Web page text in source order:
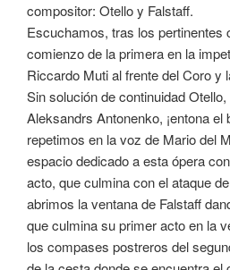
compositor: Otello y Falstaff.
Escuchamos, tras los pertinentes
comienzo de la primera en la
Riccardo Muti al frente del Coro y
Sin solución de continuidad
Aleksandrs Antonenko, ¡entona el
repetimos en la voz de Mario del
espacio dedicado a esta ópera
acto, que culmina con el ataque
abrimos la ventana de Falstaff
que culmina su primer acto en la
los compases postreros del